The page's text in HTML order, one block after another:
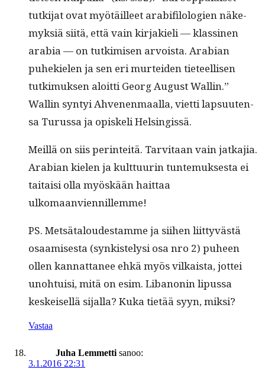
tutk­i­jat ovat myötäilleet ara­b­i­filolo­gien näke­
myk­siä siitä, että vain kir­jakieli — klassi­nen
ara­bia — on tutkimisen arvoista. Ara­bi­an
puhekie­len ja sen eri murtei­den tieteel­lisen
tutkimuk­sen aloit­ti Georg August Wallin.”
Wallin syn­tyi Ahve­nen­maal­la, viet­ti lap­suuten­
sa Turus­sa ja opiske­li Helsingissä.
Meil­lä on siis per­in­teitä. Tarvi­taan vain jatka­jia.
Ara­bi­an kie­len ja kult­tuurin tun­te­muk­ses­ta ei
taitaisi olla myöskään hait­taa
ulkomaanviennillemme!
PS. Met­sä­taloud­estamme ja siihen liit­tyvästä
osaamis­es­ta (synkistelysi osa nro 2) puheen
ollen kan­nat­ta­nee ehkä myös vilka­ista, jot­tei
uno­h­tu­isi, mitä on esim. Libanon­in lipus­sa
keskeisel­lä sijal­la? Kuka tietää syyn, miksi?
Vastaa
Juha Lemmetti sanoo:
3.1.2016 22:31